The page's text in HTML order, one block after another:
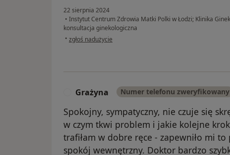
22 sierpnia 2024
• Instytut Centrum Zdrowia Matki Polki w Łodzi; Klinika
konsultacja ginekologiczna
• w opinii użytkownika Marzena Sz.
zgłoś nadużycie
Grażyna Numer telefonu zweryfikowany
Spokojny, sympatyczny, nie czuje się
w czym tkwi problem i jakie kolejne
trafiłam w dobre ręce - zapewniło mi to
spokój wewnętrzny. Doktor bardzo